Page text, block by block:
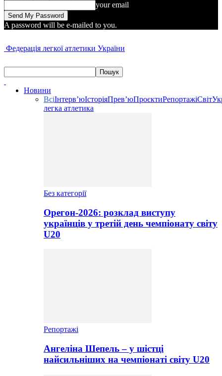
your email
A password will be e-mailed to you.
Федерація легкої атлетики України
Новини
ВсіІнтерв’юІсторіяПрев’юПроєктиРепортажіСвіт
легка атлетика
Без категорії
Орегон-2026: розклад виступу
українців у третій день чемпіонату світу
U20
Репортажі
Ангеліна Шепель – у шістці
найсильніших на чемпіонаті світу U20